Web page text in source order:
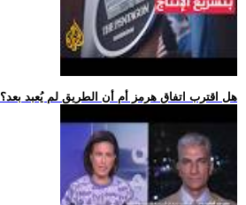
.. هل اقترب اتفاق هرمز أم أن الطريق لم يُعبد بعد؟